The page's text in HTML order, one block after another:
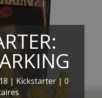
| Kickstarter| 0